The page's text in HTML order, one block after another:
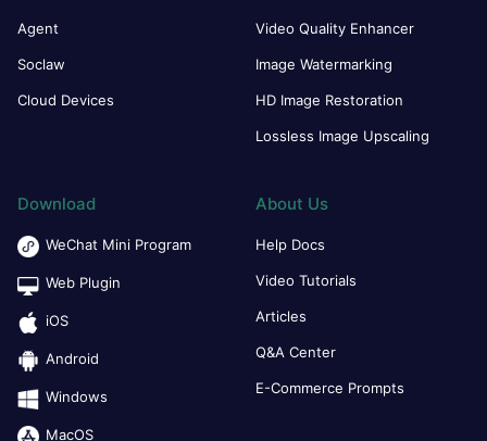
Agent
Soclaw
Cloud Devices
Video Quality Enhancer
Image Watermarking
HD Image Restoration
Lossless Image Upscaling
Download
WeChat Mini Program
Web Plugin
iOS
Android
Windows
MacOS
About Us
Help Docs
Video Tutorials
Articles
Q&A Center
E-Commerce Prompts